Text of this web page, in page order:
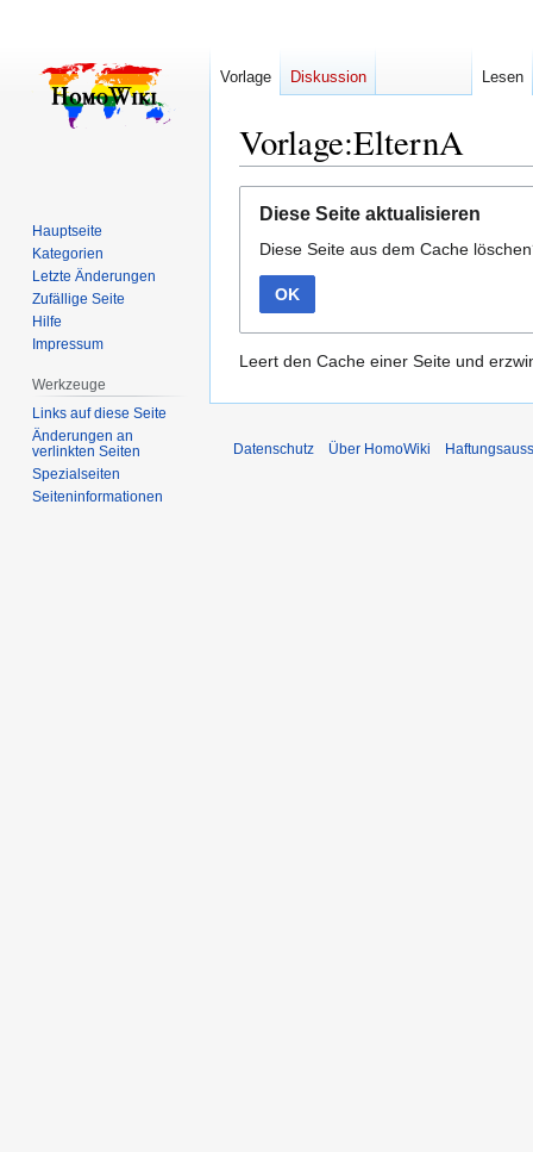
Vorlage:ElternA
Navigation
springen
Suche
springen
Diese Seite aktualisieren
Diese Seite aus dem Cache
OK
Leert den Cache einer Seite und
Vorlage Diskussion Lesen
Hauptseite
Kategorien
Letzte Änderungen
Zufällige Seite
Hilfe
Impressum
Werkzeuge
Links auf diese Seite
Änderungen an
verlinkten Seiten
Spezialseiten
Seiten­­informationen
Datenschutz Über HomoWiki